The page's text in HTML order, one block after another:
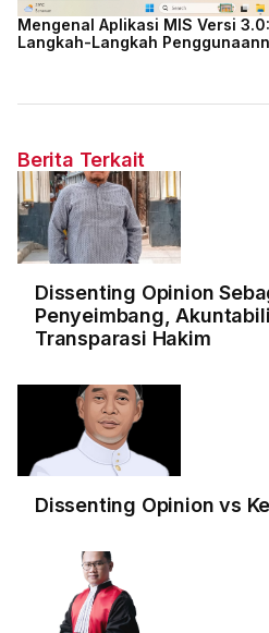
Mengenal Aplikasi MIS Versi
Langkah-Langkah
Berita Terkait
Dissenting Opinion
Penyeimbang,
Transparasi Hakim
Dissenting Opinion vs